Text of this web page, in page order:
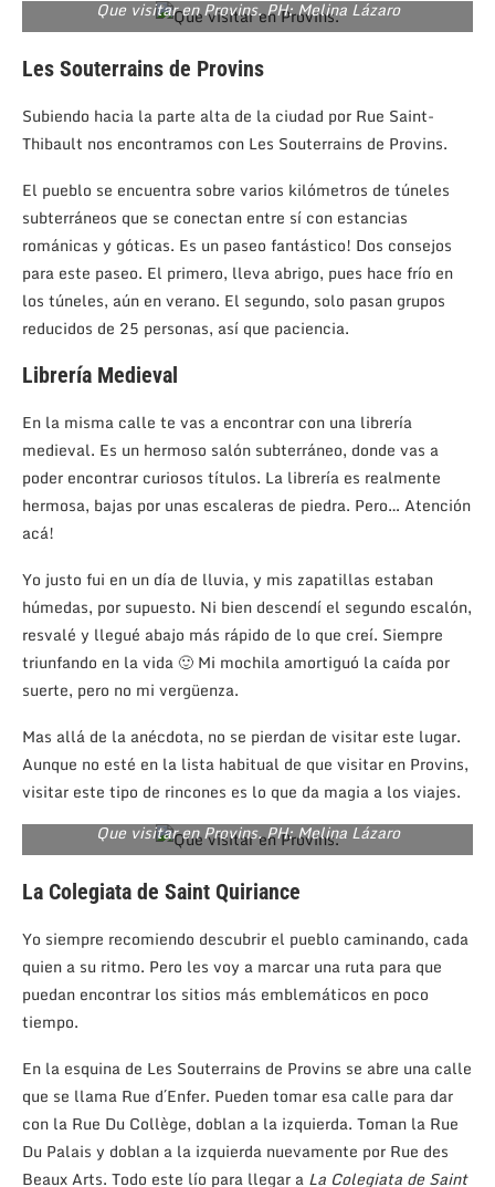
Que visitar en Provins. PH: Melina Lázaro
Les Souterrains de Provins
Subiendo hacia la parte alta de la ciudad por Rue Saint-
Thibault nos encontramos con Les Souterrains de Provins.
El pueblo se encuentra sobre varios kilómetros de túneles
subterráneos que se conectan entre sí con estancias
románicas y góticas. Es un paseo fantástico! Dos consejos
para este paseo. El primero, lleva abrigo, pues hace frío en
los túneles, aún en verano. El segundo, solo pasan grupos
reducidos de 25 personas, así que paciencia.
Librería Medieval
En la misma calle te vas a encontrar con una librería
medieval. Es un hermoso salón subterráneo, donde vas a
poder encontrar curiosos títulos. La librería es realmente
hermosa, bajas por unas escaleras de piedra. Pero… Atención
acá!
Yo justo fui en un día de lluvia, y mis zapatillas estaban
húmedas, por supuesto. Ni bien descendí el segundo escalón,
resvalé y llegué abajo más rápido de lo que creí. Siempre
triunfando en la vida 🙂 Mi mochila amortiguó la caída por
suerte, pero no mi vergüenza.
Mas allá de la anécdota, no se pierdan de visitar este lugar.
Aunque no esté en la lista habitual de que visitar en Provins,
visitar este tipo de rincones es lo que da magia a los viajes.
Que visitar en Provins. PH: Melina Lázaro
La Colegiata de Saint Quiriance
Yo siempre recomiendo descubrir el pueblo caminando, cada
quien a su ritmo. Pero les voy a marcar una ruta para que
puedan encontrar los sitios más emblemáticos en poco
tiempo.
En la esquina de Les Souterrains de Provins se abre una calle
que se llama Rue d´Enfer. Pueden tomar esa calle para dar
con la Rue Du Collège, doblan a la izquierda. Toman la Rue
Du Palais y doblan a la izquierda nuevamente por Rue des
Beaux Arts. Todo este lío para llegar a La Colegiata de Saint